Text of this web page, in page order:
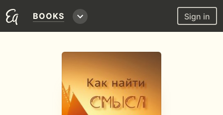
BOOKS Sign in